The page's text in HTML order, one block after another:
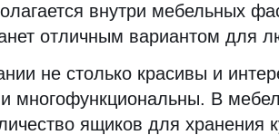
внутри мебельных
отличным вариантом для
не столько красивы и
многофункциональны. В
ящиков для хранения